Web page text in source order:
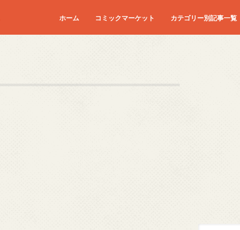
ホーム コミックマーケット
コミケC90
コミケC91
コミケC92
コミケC93
コミケC94
コミケC95
カテゴリー別記事一覧